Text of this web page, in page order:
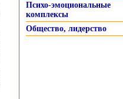
Психо-эмоциональные
комплексы
Общество, лидерство